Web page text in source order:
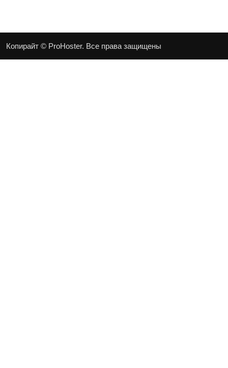
Копирайт © ProHoster. Все права защищены